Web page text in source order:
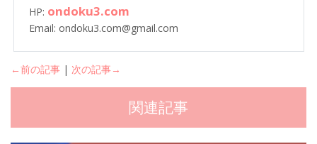
HP: ondoku3.com
Email: ondoku3.com@gmail.com
←前の記事 | 次の記事→
関連記事